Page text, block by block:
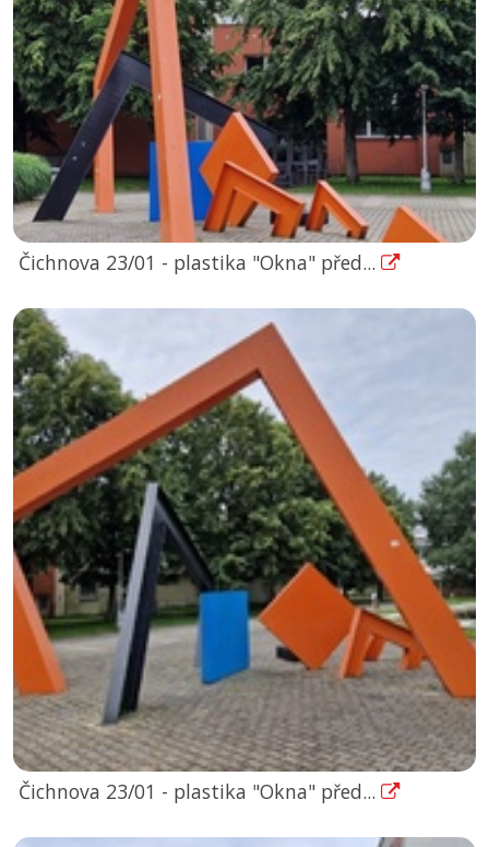
Čichnova 23/01 - plastika "Okna" před...
Čichnova 23/01 - plastika "Okna" před...